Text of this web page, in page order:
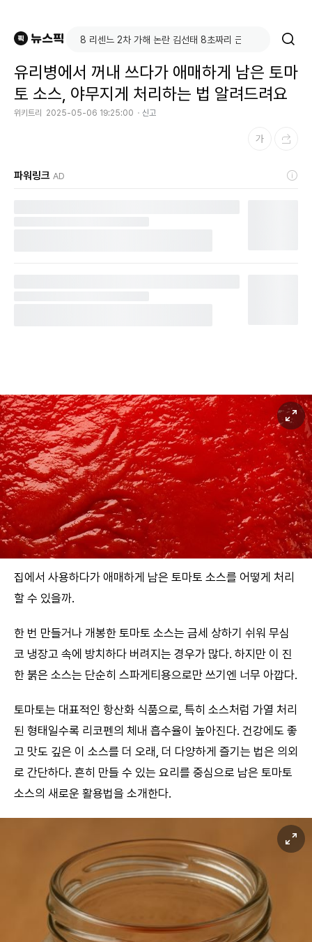
유리병에서 꺼내 쓰다가 애매하게 남은 토마
토 소스, 야무지게 처리하는 법 알려드려요
위키트리 2025-05-06 19:25:00 신고
파워링크 AD
집에서 사용하다가 애매하게 남은 토마토 소스를 어떻게 처리
할 수 있을까.
한 번 만들거나 개봉한 토마토 소스는 금세 상하기 쉬워 무심
코 냉장고 속에 방치하다 버려지는 경우가 많다. 하지만 이 진
한 붉은 소스는 단순히 스파게티용으로만 쓰기엔 너무 아깝다.
토마토는 대표적인 항산화 식품으로, 특히 소스처럼 가열 처리
된 형태일수록 리코펜의 체내 흡수율이 높아진다. 건강에도 좋
고 맛도 깊은 이 소스를 더 오래, 더 다양하게 즐기는 법은 의외
로 간단하다. 흔히 만들 수 있는 요리를 중심으로 남은 토마토
소스의 새로운 활용법을 소개한다.